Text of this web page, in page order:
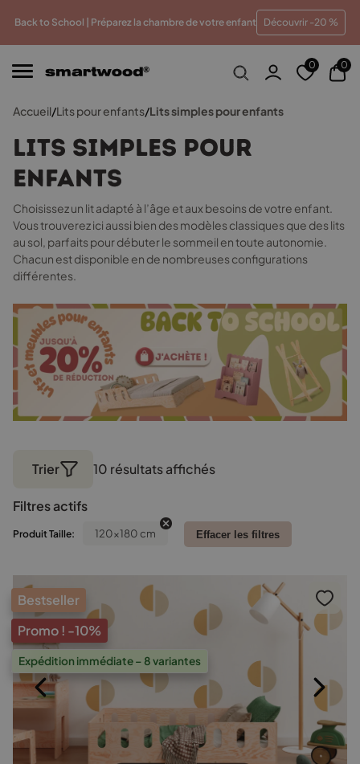
Back to School | Préparez la chambre de votre enfant Découvrir -20 %
prix Paiements en plusieurs fois sans frais
0 0
Accueil/Lits pour enfants/Lits simples pour enfants
Lits simples pour
enfants
Choisissez un lit adapté à l’âge et aux besoins de votre enfant.
Vous trouverez ici aussi bien des modèles classiques que des lits
au sol, parfaits pour débuter le sommeil en toute autonomie.
Chacun est disponible en de nombreuses configurations
différentes.
Trier 10 résultats affichés
Filtres actifs
Produit Taille: 120x180 cm Effacer les filtres
Bestseller
Promo ! -10%
Expédition immédiate – 8 variantes